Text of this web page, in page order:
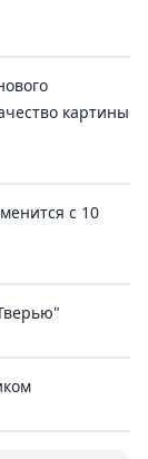
картины
с 10